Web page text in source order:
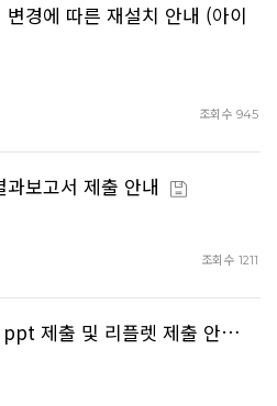
경에 따른 재설치 안내 (아이
조회수 945
보고서 제출 안내
조회수 1211
ppt 제출 및 리플렛 제출 안…